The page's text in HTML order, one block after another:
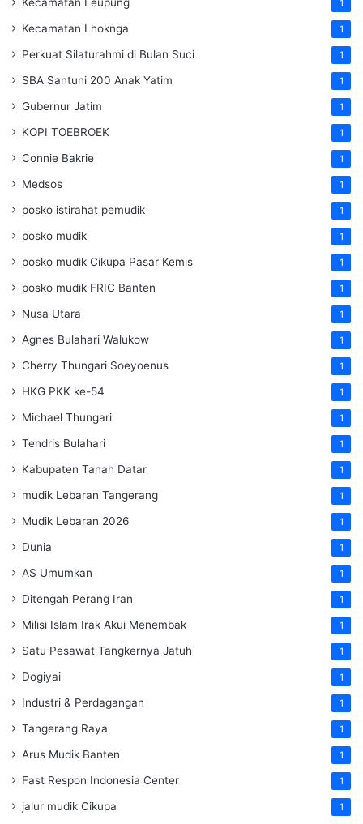
1
Kecamatan Lhoknga 1
Perkuat Silaturahmi di Bulan Suci 1
SBA Santuni 200 Anak Yatim 1
Gubernur Jatim 1
KOPI TOEBROEK 1
Connie Bakrie 1
Medsos 1
posko istirahat pemudik 1
posko mudik 1
posko mudik Cikupa Pasar Kemis 1
posko mudik FRIC Banten 1
Nusa Utara 1
Agnes Bulahari Walukow 1
Cherry Thungari Soeyoenus 1
HKG PKK ke-54 1
Michael Thungari 1
Tendris Bulahari 1
Kabupaten Tanah Datar 1
mudik Lebaran Tangerang 1
Mudik Lebaran 2026 1
Dunia 1
AS Umumkan 1
Ditengah Perang Iran 1
Milisi Islam Irak Akui Menembak 1
Satu Pesawat Tangkernya Jatuh 1
Dogiyai 1
Industri & Perdagangan 1
Tangerang Raya 1
Arus Mudik Banten 1
Fast Respon Indonesia Center 1
jalur mudik Cikupa 1